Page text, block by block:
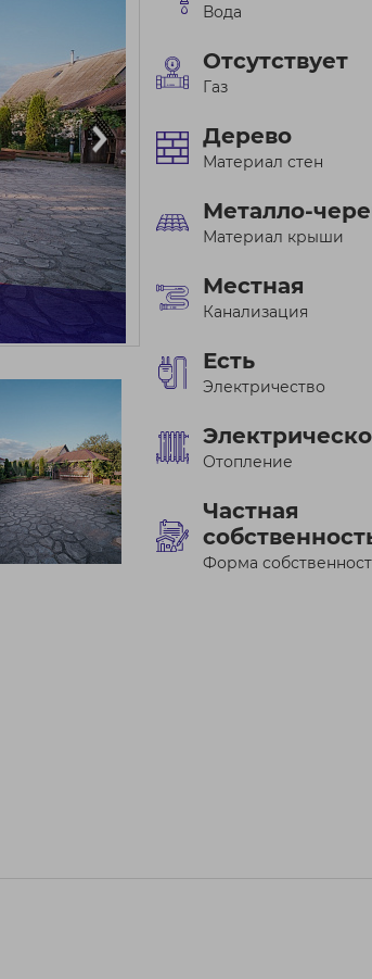
Вода
Отсутствует
Газ
Дерево
Материал стен
Металло-
Материал крыши
Местная
Канализация
Есть
Электричество
Отопление
Частная
Форма